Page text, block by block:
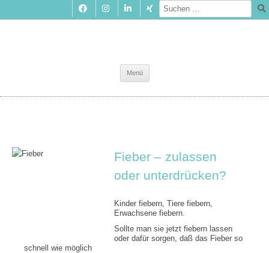
Menü
springen
Fieber – zulassen
oder unterdrücken?
Kinder fiebern, Tiere fiebern,
Erwachsene fiebern.
Sollte man sie jetzt fiebern lassen
oder dafür sorgen, daß das Fieber so
schnell wie möglich